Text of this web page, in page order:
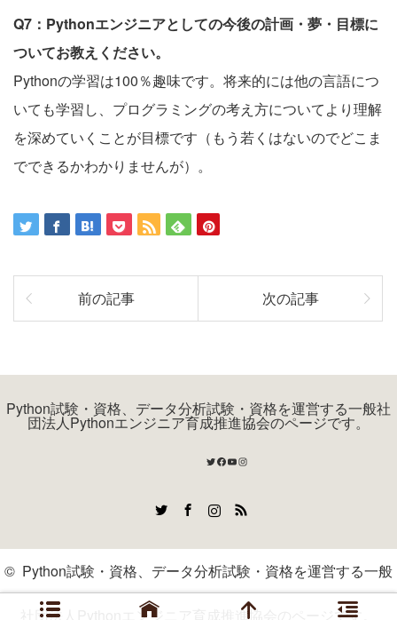
Q7：Pythonエンジニアとしての今後の計画・夢・目標に
ついてお教えください。
Pythonの学習は100％趣味です。将来的には他の言語につ
いても学習し、プログラミングの考え方についてより理解
を深めていくことが目標です（もう若くはないのでどこま
でできるかわかりませんが）。
前の記事 次の記事
Python試験・資格、データ分析試験・資格を運営する一般社
団法人Pythonエンジニア育成推進協会のページです。
Twitter
Facebook
YouTube
Instagram
RSS
© Python試験・資格、データ分析試験・資格を運営する一般
社団法人Pythonエンジニア育成推進協会のページです。